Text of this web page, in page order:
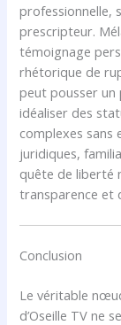
professionnelle,
prescripteur.
témoignage
rhétorique de
peut pousser un
idéaliser des
complexes sans
juridiques,
quête de liberté
transparence et
Conclusion
Le véritable
d’Oseille TV ne